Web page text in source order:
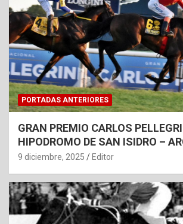
PORTADAS ANTERIORES
GRAN PREMIO CARLOS
HIPODROMO DE SAN ISIDRO –
9 diciembre, 2025 Editor